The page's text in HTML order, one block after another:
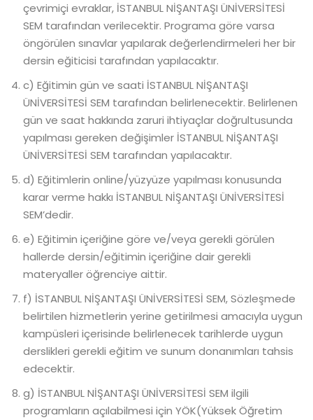
çevrimiçi evraklar, İSTANBUL NİŞANTAŞI ÜNİVERSİTESİ
SEM tarafından verilecektir. Programa göre varsa
öngörülen sınavlar yapılarak değerlendirmeleri her bir
dersin eğiticisi tarafından yapılacaktır.
c) Eğitimin gün ve saati İSTANBUL NİŞANTAŞI
ÜNİVERSİTESİ SEM tarafından belirlenecektir. Belirlenen
gün ve saat hakkında zaruri ihtiyaçlar doğrultusunda
yapılması gereken değişimler İSTANBUL NİŞANTAŞI
ÜNİVERSİTESİ SEM tarafından yapılacaktır.
d) Eğitimlerin online/yüzyüze yapılması konusunda
karar verme hakkı İSTANBUL NİŞANTAŞI ÜNİVERSİTESİ
SEM’dedir.
e) Eğitimin içeriğine göre ve/veya gerekli görülen
hallerde dersin/eğitimin içeriğine dair gerekli
materyaller öğrenciye aittir.
f) İSTANBUL NİŞANTAŞI ÜNİVERSİTESİ SEM, Sözleşmede
belirtilen hizmetlerin yerine getirilmesi amacıyla uygun
kampüsleri içerisinde belirlenecek tarihlerde uygun
derslikleri gerekli eğitim ve sunum donanımları tahsis
edecektir.
g) İSTANBUL NİŞANTAŞI ÜNİVERSİTESİ SEM ilgili
programların açılabilmesi için YÖK(Yüksek Öğretim